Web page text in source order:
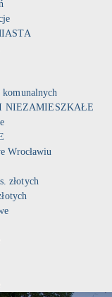
NIEZAMIESZKAŁE
Wrocławiu
złotych